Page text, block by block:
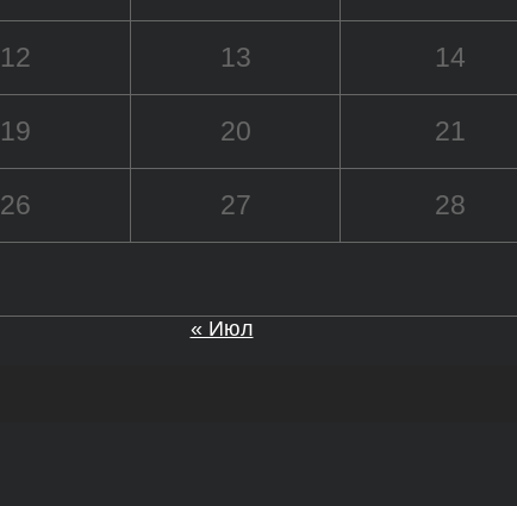
12 13 14
19 20 21
26 27 28
« Июл